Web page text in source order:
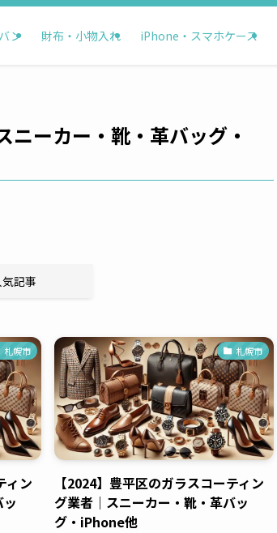
ン 財布・小物入れ iPhone・スマホケース
ニーカー・靴・革バッグ・
記事
札幌市
ィン
札幌市
【2024】豊平区のガラスコーティン
グ業者｜スニーカー・靴・革バッ
グ・iPhone他